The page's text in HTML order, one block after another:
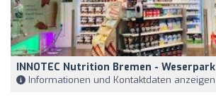
INNOTEC Nutrition Bremen - Weserpark
Informationen und Kontaktdaten anzeigen